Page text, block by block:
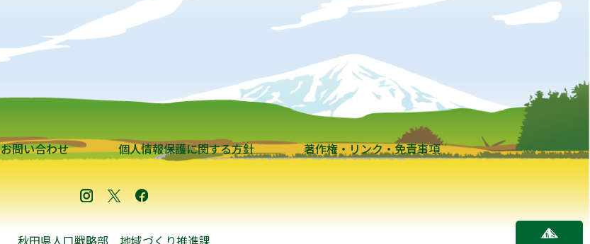
お問い合わせ 個人情報保護に関する方針 著作権・リンク・免責事項
秋田県人口戦略部 地域づくり推進課